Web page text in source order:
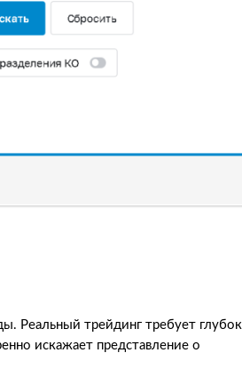
Реальный трейдинг требует
искажает представление о